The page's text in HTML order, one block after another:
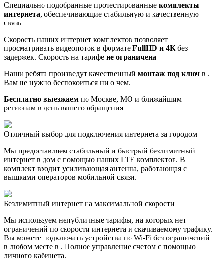
Специально подобранные протестированные комплекты
интернета, обеспечивающие стабильную и качественную
связь
Скорость наших интернет комплектов позволяет
просматривать видеопоток в формате FullHD и 4K без
задержек. Скорость на тарифе не ограничена
Наши ребята произведут качественный монтаж под ключ в .
Вам не нужно беспокоиться ни о чем.
Бесплатно выезжаем по Москве, МО и ближайшим
регионам в день вашего обращения
Отличный выбор для подключения интернета за городом
Мы предоставляем стабильный и быстрый безлимитный
интернет в дом с помощью наших LTE комплектов. В
комплект входит усиливающая антенна, работающая с
вышками операторов мобильной связи.
Безлимитный интернет на максимальной скорости
Мы используем непубличные тарифы, на которых нет
ограничений по скорости интернета и скачиваемому трафику.
Вы можете подключать устройства по Wi-Fi без ограничений
в любом месте в . Полное управление счетом с помощью
личного кабинета.